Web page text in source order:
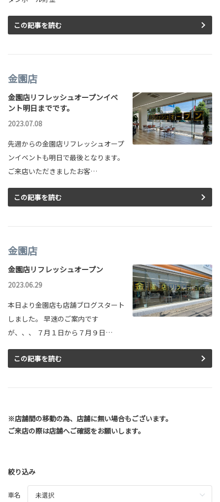
この記事を読む
金園店
金園店リフレッシュオープンイベ
ント明日までです。
2023.07.08
先週からの金園店リフレッシュオープ
ンイベントも明日で最後となります。
ご来店いただきましたお客…
この記事を読む
金園店
金園店リフレッシュオープン
2023.06.29
本日より金園店も店舗ブログスタート
しました。 早速のご案内です
が、、、 ７月１日から７月９日…
この記事を読む
※店舗間の移動の為、店舗に無い場合もございます。
ご来店の際は店舗へご確認をお願いします。
絞り込み
車名